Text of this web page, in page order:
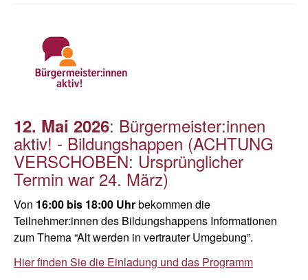
12. Mai 2026: Bürgermeister:innen
aktiv! - Bildungshappen (ACHTUNG
VERSCHOBEN: Ursprünglicher
Termin war 24. März)
Von 16:00 bis 18:00 Uhrbekommen die
Teilnehmer:innen des Bildungshappens Informationen
zum Thema “Alt werden in vertrauter Umgebung”.
Hier finden Sie die Einladung und das Programm